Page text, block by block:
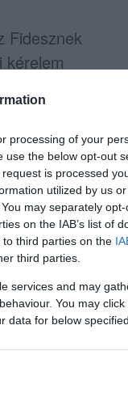
processing of your
use the below opt-out
is processed
utilized by us
may separately
on the IAB’s list of
third parties on the
third parties.
services and may
You may
data for below
Fidesznek
kérelem
kérdeztek
választ.
ahhoz,
elé.